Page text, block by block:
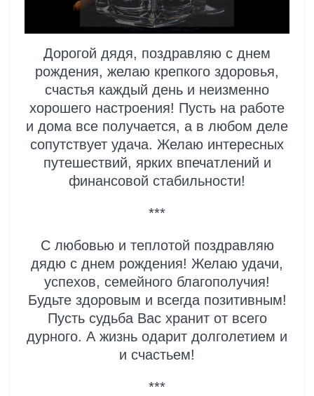
Дорогой дядя, поздравляю с днем
рождения, желаю крепкого здоровья,
счастья каждый день и неизменно
хорошего настроения! Пусть на работе
и дома все получается, а в любом деле
сопутствует удача. Желаю интересных
путешествий, ярких впечатлений и
финансовой стабильности!
***
С любовью и теплотой поздравляю
дядю с днем рождения! Желаю удачи,
успехов, семейного благополучия!
Будьте здоровым и всегда позитивным!
Пусть судьба Вас хранит от всего
дурного. А жизнь одарит долголетием и
и счастьем!
***